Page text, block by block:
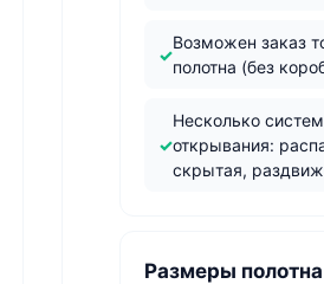
Возможен заказ
полотна (без
Несколько систем
открывания:
скрытая,
Размеры полотна